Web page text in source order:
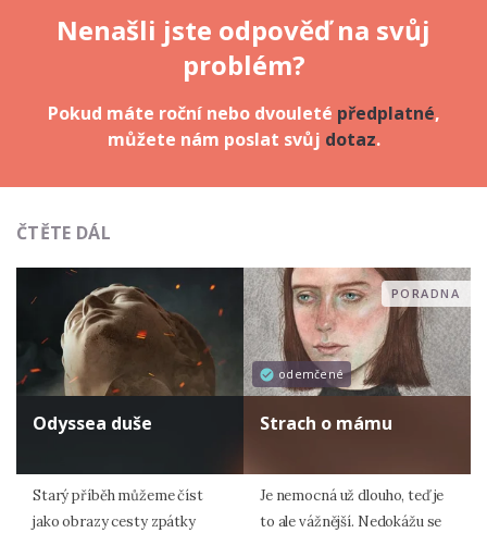
Nenašli jste odpověď na svůj
problém?
Pokud máte roční nebo dvouleté předplatné,
můžete nám poslat svůj dotaz.
ČTĚTE DÁL
Odyssea duše
Starý příběh můžeme číst
jako obrazy cesty zpátky
odemčené
PORADNA
Strach o mámu
Je nemocná už dlouho, teď je
to ale vážnější. Nedokážu se